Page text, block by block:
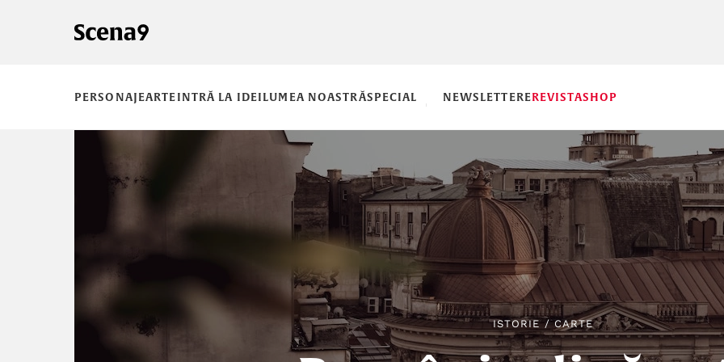
PERSONAJEARTEINTRĂ LA IDEILUMEA NOASTRĂSPECIAL NEWSLETTEREREVISTASHOP
ISTORIE/CARTE